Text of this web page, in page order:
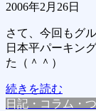
2006年2月26日
さて、今回もグ
日本平パーキン
た（＾＾）
続きを読む
日記・コラム・